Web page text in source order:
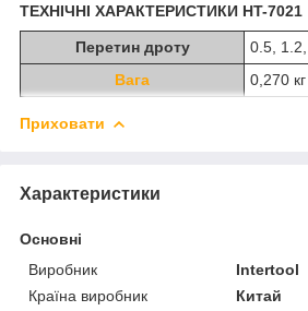
ТЕХНІЧНІ ХАРАКТЕРИСТИКИ HT-7021
Пeретин дроту
0.5,
Вага
0,270 кг
Приховати
Характеристики
Основні
Виробник
Intertool
Країна виробник
Китай